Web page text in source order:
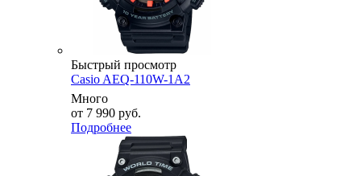
Быстрый просмотр
Casio AEQ-110W-1A2
Много
от 7 990 руб.
Подробнее